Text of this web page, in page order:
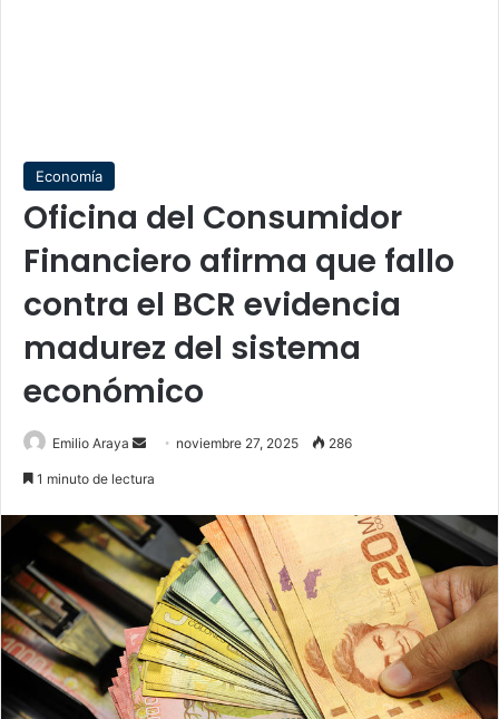
Economía
Oficina del Consumidor
Financiero afirma que fallo
contra el BCR evidencia
madurez del sistema
económico
Emilio Araya
Send noviembre 27, 2025 286
1 minuto de lectura